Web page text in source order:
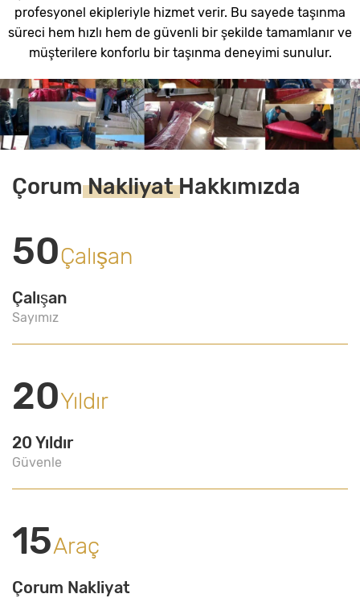
profesyonel ekipleriyle hizmet verir. Bu sayede taşınma
süreci hem hızlı hem de güvenli bir şekilde tamamlanır ve
müşterilere konforlu bir taşınma deneyimi sunulur.
ÇorumNakliyatHakkımızda
50Çalışan
Çalışan
Sayımız
20Yıldır
20 Yıldır
Güvenle
15Araç
Çorum Nakliyat